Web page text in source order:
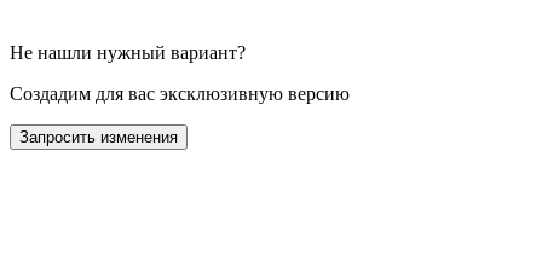
Не нашли нужный вариант?
Создадим для вас эксклюзивную версию
Запросить изменения